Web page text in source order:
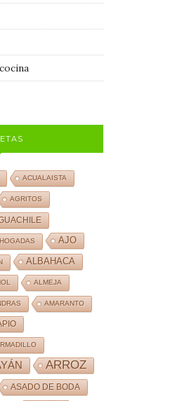
ACUALAISTA
AGRITOS
AJO
ALBAHACA
ALMEJA
AMARANTO
ARROZ
ASADO DE BODA